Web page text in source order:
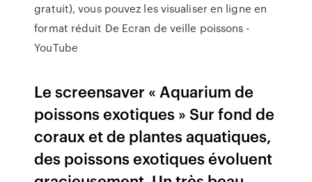
gratuit), vous pouvez les visualiser en ligne en
format réduit De Ecran de veille poissons -
YouTube
Le screensaver « Aquarium de
poissons exotiques » Sur fond de
coraux et de plantes aquatiques,
des poissons exotiques évoluent